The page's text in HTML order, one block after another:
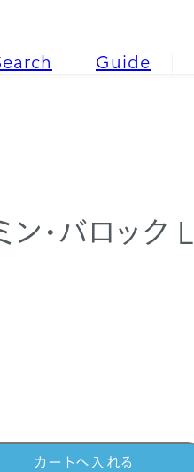
Guide
ン・バロック L
カートへ入れる